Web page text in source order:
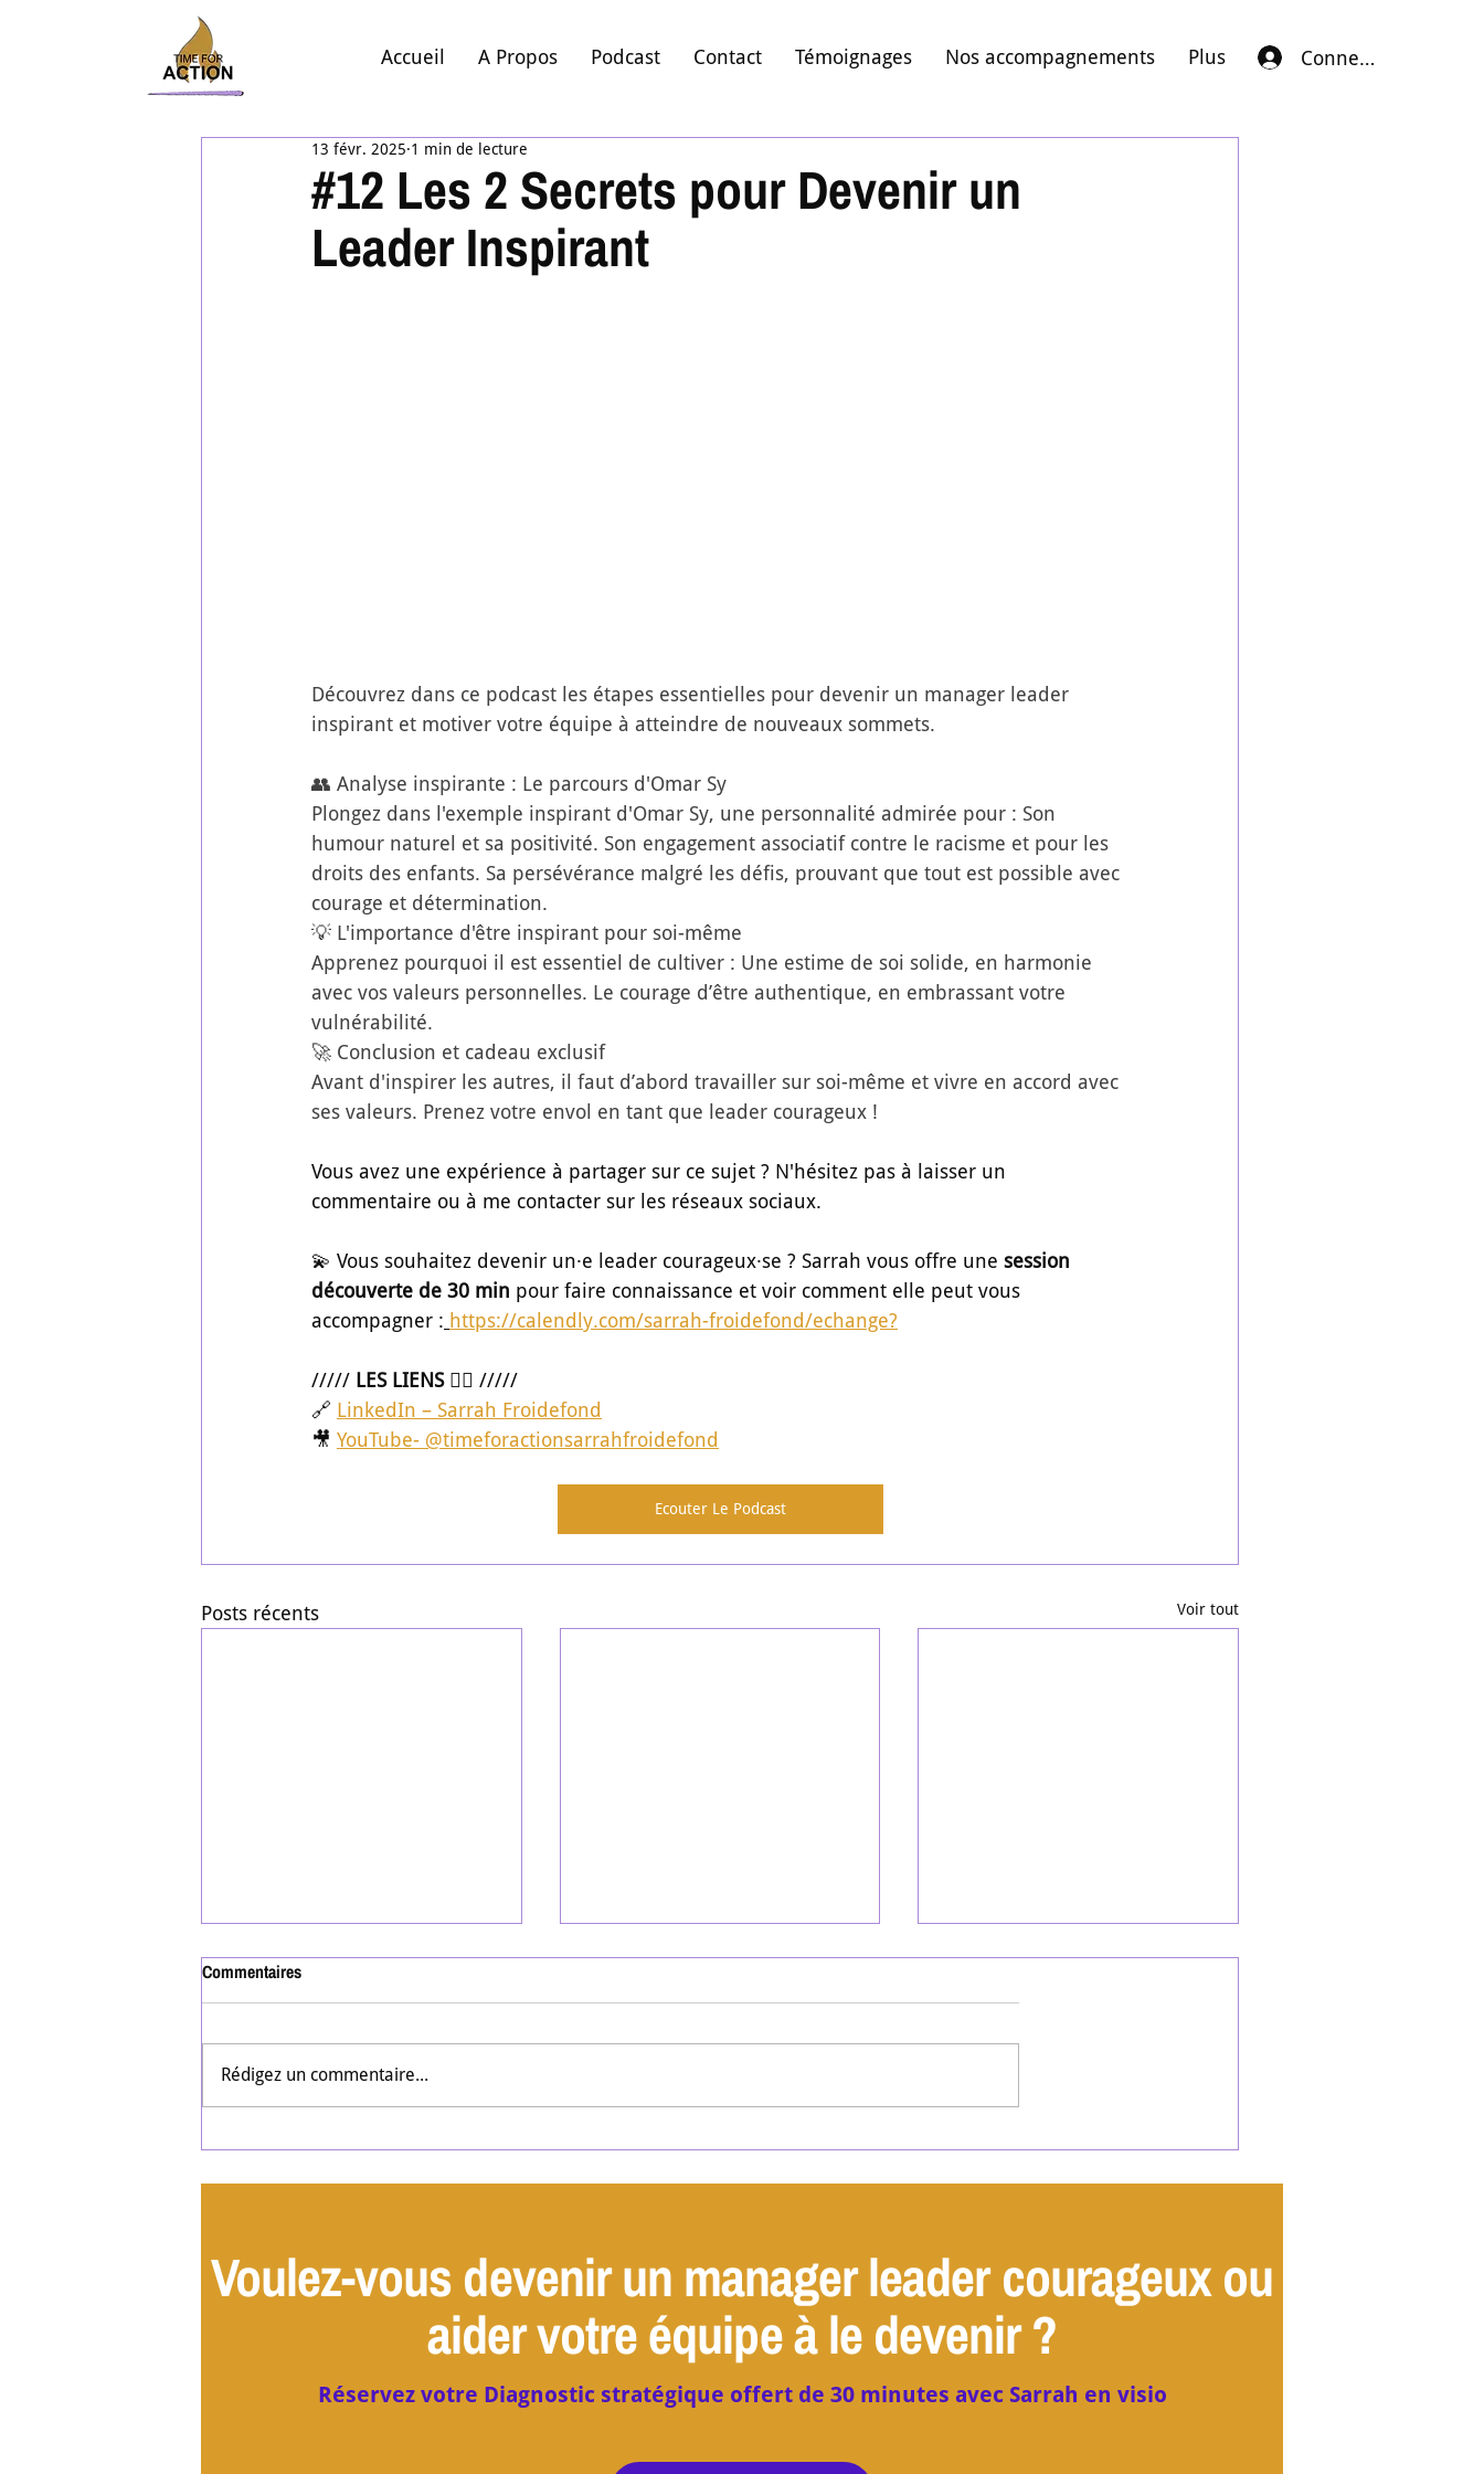
Accueil A Propos Podcast Contact Témoignages Nos accompagnements Plus Connexion
#12 Les 2 Secrets pour Devenir un
Leader Inspirant
13 févr. 2025 1 min de lecture
Découvrez dans ce podcast les étapes essentielles pour devenir un manager leader
inspirant et motiver votre équipe à atteindre de nouveaux sommets.
👥 Analyse inspirante : Le parcours d'Omar Sy
Plongez dans l'exemple inspirant d'Omar Sy, une personnalité admirée pour : Son
humour naturel et sa positivité. Son engagement associatif contre le racisme et pour les
droits des enfants. Sa persévérance malgré les défis, prouvant que tout est possible avec
courage et détermination.
💡 L'importance d'être inspirant pour soi-même
Apprenez pourquoi il est essentiel de cultiver : Une estime de soi solide, en harmonie
avec vos valeurs personnelles. Le courage d’être authentique, en embrassant votre
vulnérabilité.
🚀 Conclusion et cadeau exclusif
Avant d'inspirer les autres, il faut d’abord travailler sur soi-même et vivre en accord avec
ses valeurs. Prenez votre envol en tant que leader courageux !
Vous avez une expérience à partager sur ce sujet ? N'hésitez pas à laisser un
commentaire ou à me contacter sur les réseaux sociaux.
💫 Vous souhaitez devenir un·e leader courageux·se ? Sarrah vous offre une session
découverte de 30 min pour faire connaissance et voir comment elle peut vous
accompagner : https://calendly.com/sarrah-froidefond/echange?
///// LES LIENS 👇🏾 /////
🔗 LinkedIn – Sarrah Froidefond
🎥 YouTube- @timeforactionsarrahfroidefond
Ecouter Le Podcast
Posts récents Voir tout
#35 Leadership et Autisme : La
#34 Votre gentillesse est devenue
#33 Arrêtez de vous mentir :
Commentaires
Rédigez un commentaire...
Voulez-vous devenir un manager leader courageux ou
aider votre équipe à le devenir ?
Réservez votre Diagnostic stratégique offert de 30 minutes avec Sarrah en visio